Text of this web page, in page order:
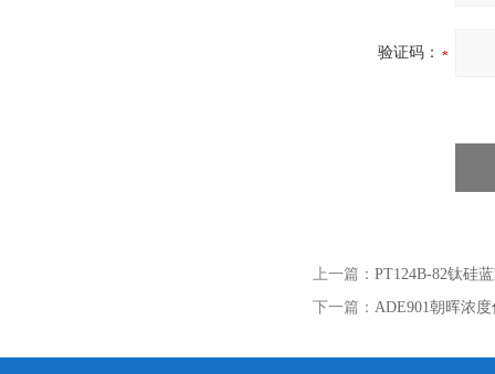
验证码：
上一篇： PT124B-82钛硅
下一篇： ADE901朝晖浓